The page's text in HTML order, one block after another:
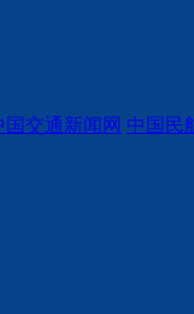
国交通新闻网 中国民